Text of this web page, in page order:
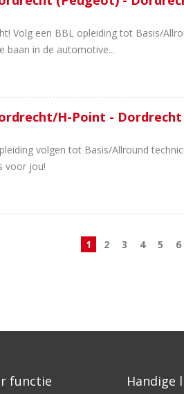
Volg een BBL opleiding tot Basis/
baan in de automotive...
H-Point - Dordrecht
volgen tot Basis/Allround
voor jou!
1 2 3 4 5 6
functie Handige